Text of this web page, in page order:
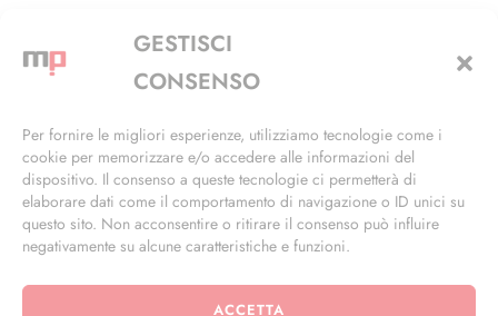
GESTISCI
CONSENSO
Per fornire le migliori esperienze, utilizziamo tecnologie come i
cookie per memorizzare e/o accedere alle informazioni del
dispositivo. Il consenso a queste tecnologie ci permetterà di
elaborare dati come il comportamento di navigazione o ID unici su
questo sito. Non acconsentire o ritirare il consenso può influire
negativamente su alcune caratteristiche e funzioni.
ACCETTA
Via Alfieri, 27 - Trezzano Sul Naviglio (MI)
+39 02 4846 3155
info@masterphil.it